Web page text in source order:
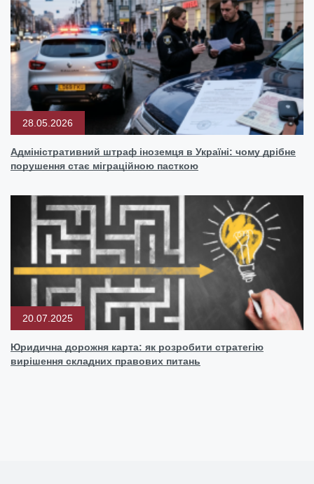
28.05.2026
Адміністративний штраф іноземця в Україні: чому дрібне
порушення стає міграційною пасткою
20.07.2025
Юридична дорожня карта: як розробити стратегію
вирішення складних правових питань